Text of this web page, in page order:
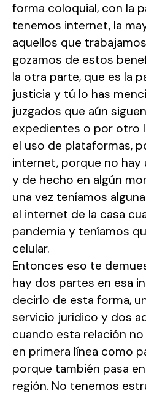
forma coloquial, con la
tenemos internet, la
aquellos que
gozamos de estos
la otra parte, que es la
justicia y tú lo has
juzgados que aún
expedientes o por otro
el uso de plataformas,
internet, porque no hay
y de hecho en algún
una vez teníamos
el internet de la casa
pandemia y teníamos
celular.
Entonces eso te
hay dos partes en esa
decirlo de esta forma,
servicio jurídico y dos
cuando esta relación
en primera línea como
porque también pasa
región. No tenemos